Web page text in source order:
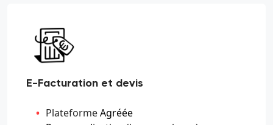
E-Facturation et devis
PlateformeAgréée